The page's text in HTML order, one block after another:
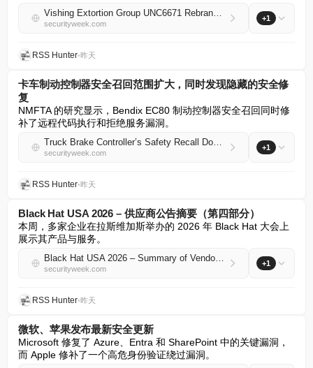
Vishing Extortion Group UNC6671 Rebrands After Making Millions
securityweek.com
+1
RSS Hunter•昨天
卡车制动控制器安全召回范围扩大，同时发现隐藏的安全修
复
NMFTA 的研究显示，Bendix EC80 制动控制器安全召回同时修
补了远程代码执行和拒绝服务漏洞。
Truck Brake Controller’s Safety Recall Doubled as Hidden Security Fix
securityweek.com
+1
RSS Hunter•昨天
Black Hat USA 2026 – 供应商公告摘要（第四部分）
本周，多家企业在拉斯维加斯举办的 2026 年 Black Hat 大会上
展示其产品与服务。
Black Hat USA 2026 – Summary of Vendor Announcements (Part 4)
securityweek.com
+1
RSS Hunter•昨天
微软、苹果发布最新安全更新
Microsoft 修复了 Azure、Entra 和 SharePoint 中的关键漏洞，
而 Apple 修补了一个高危身份验证绕过漏洞。